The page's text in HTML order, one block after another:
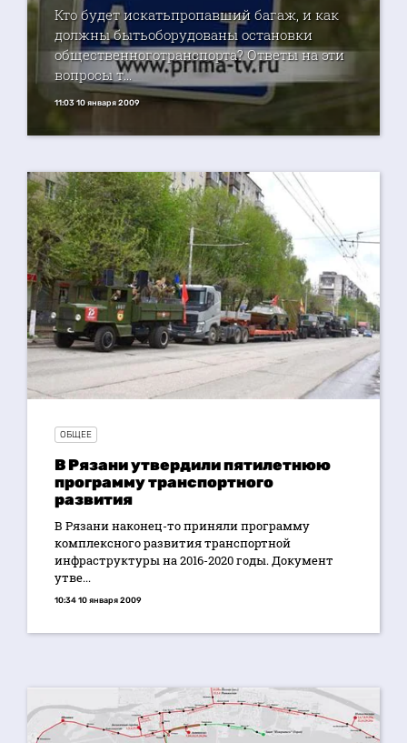
Кто будет искатьпропавший багаж, и как
должны бытьоборудованы остановки
общественноготранспорта? Ответы на эти
вопросы т...
11:03 10 января 2009
ОБЩЕЕ
В Рязани утвердили пятилетнюю
программу транспортного
развития
В Рязани наконец-то приняли программу
комплексного развития транспортной
инфраструктуры на 2016-2020 годы. Документ
утве...
10:34 10 января 2009